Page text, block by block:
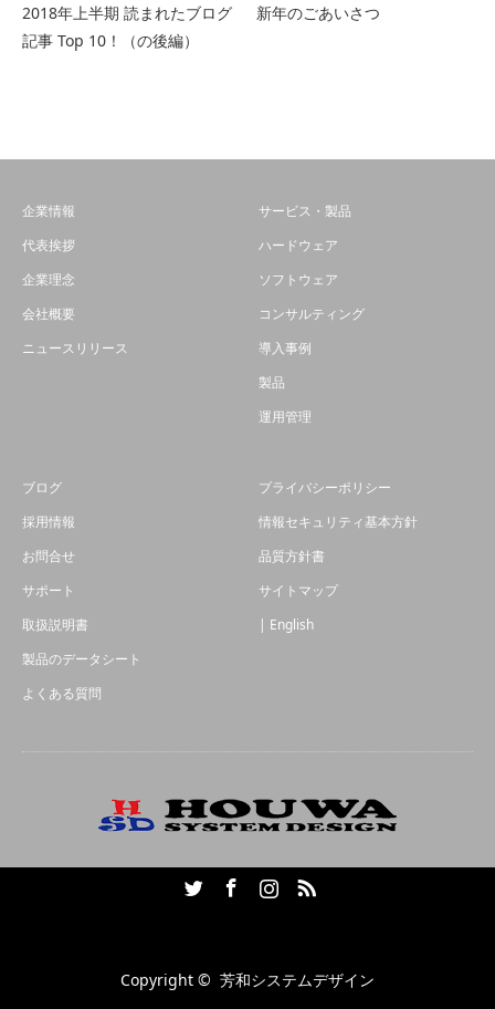
2018年上半期 読まれたブログ
記事 Top 10！（の後編）
新年のごあいさつ
企業情報
代表挨拶
企業理念
会社概要
ニュースリリース
サービス・製品
ハードウェア
ソフトウェア
コンサルティング
導入事例
製品
運用管理
ブログ
採用情報
お問合せ
サポート
取扱説明書
製品のデータシート
よくある質問
プライバシーポリシー
情報セキュリティ基本方針
品質方針書
サイトマップ
| English
TwitterFacebookInstagramRSS
Copyright © 芳和システムデザイン